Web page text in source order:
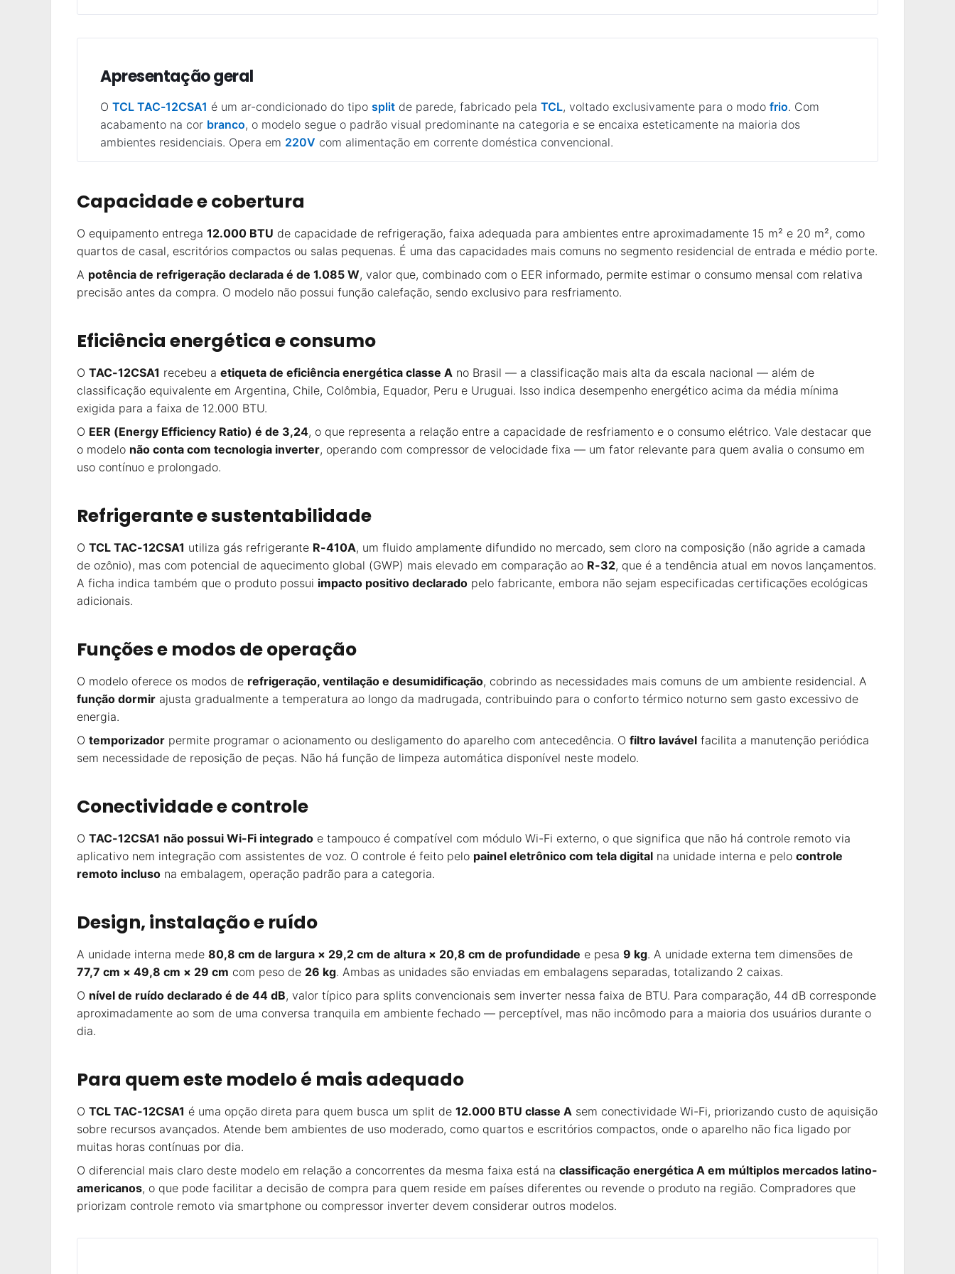
Apresentação geral
O TCL TAC-12CSA1 é um ar-condicionado do tipo split de parede, fabricado pela TCL, voltado exclusivamente para o modo frio. Com
acabamento na cor branco, o modelo segue o padrão visual predominante na categoria e se encaixa esteticamente na maioria dos
ambientes residenciais. Opera em 220V com alimentação em corrente doméstica convencional.
Capacidade e cobertura
O equipamento entrega 12.000 BTU de capacidade de refrigeração, faixa adequada para ambientes entre aproximadamente 15 m² e 20 m², como
quartos de casal, escritórios compactos ou salas pequenas. É uma das capacidades mais comuns no segmento residencial de entrada e médio porte.
A potência de refrigeração declarada é de 1.085 W, valor que, combinado com o EER informado, permite estimar o consumo mensal com relativa
precisão antes da compra. O modelo não possui função calefação, sendo exclusivo para resfriamento.
Eficiência energética e consumo
O TAC-12CSA1 recebeu a etiqueta de eficiência energética classe A no Brasil — a classificação mais alta da escala nacional — além de
classificação equivalente em Argentina, Chile, Colômbia, Equador, Peru e Uruguai. Isso indica desempenho energético acima da média mínima
exigida para a faixa de 12.000 BTU.
O EER (Energy Efficiency Ratio) é de 3,24, o que representa a relação entre a capacidade de resfriamento e o consumo elétrico. Vale destacar que
o modelo não conta com tecnologia inverter, operando com compressor de velocidade fixa — um fator relevante para quem avalia o consumo em
uso contínuo e prolongado.
Refrigerante e sustentabilidade
O TCL TAC-12CSA1 utiliza gás refrigerante R-410A, um fluido amplamente difundido no mercado, sem cloro na composição (não agride a camada
de ozônio), mas com potencial de aquecimento global (GWP) mais elevado em comparação ao R-32, que é a tendência atual em novos lançamentos.
A ficha indica também que o produto possui impacto positivo declarado pelo fabricante, embora não sejam especificadas certificações ecológicas
adicionais.
Funções e modos de operação
O modelo oferece os modos de refrigeração, ventilação e desumidificação, cobrindo as necessidades mais comuns de um ambiente residencial. A
função dormir ajusta gradualmente a temperatura ao longo da madrugada, contribuindo para o conforto térmico noturno sem gasto excessivo de
energia.
O temporizador permite programar o acionamento ou desligamento do aparelho com antecedência. O filtro lavável facilita a manutenção periódica
sem necessidade de reposição de peças. Não há função de limpeza automática disponível neste modelo.
Conectividade e controle
O TAC-12CSA1 não possui Wi-Fi integrado e tampouco é compatível com módulo Wi-Fi externo, o que significa que não há controle remoto via
aplicativo nem integração com assistentes de voz. O controle é feito pelo painel eletrônico com tela digital na unidade interna e pelo controle
remoto incluso na embalagem, operação padrão para a categoria.
Design, instalação e ruído
A unidade interna mede 80,8 cm de largura × 29,2 cm de altura × 20,8 cm de profundidade e pesa 9 kg. A unidade externa tem dimensões de
77,7 cm × 49,8 cm × 29 cm com peso de 26 kg. Ambas as unidades são enviadas em embalagens separadas, totalizando 2 caixas.
O nível de ruído declarado é de 44 dB, valor típico para splits convencionais sem inverter nessa faixa de BTU. Para comparação, 44 dB corresponde
aproximadamente ao som de uma conversa tranquila em ambiente fechado — perceptível, mas não incômodo para a maioria dos usuários durante o
dia.
Para quem este modelo é mais adequado
O TCL TAC-12CSA1 é uma opção direta para quem busca um split de 12.000 BTU classe A sem conectividade Wi-Fi, priorizando custo de aquisição
sobre recursos avançados. Atende bem ambientes de uso moderado, como quartos e escritórios compactos, onde o aparelho não fica ligado por
muitas horas contínuas por dia.
O diferencial mais claro deste modelo em relação a concorrentes da mesma faixa está na classificação energética A em múltiplos mercados latino-
americanos, o que pode facilitar a decisão de compra para quem reside em países diferentes ou revende o produto na região. Compradores que
priorizam controle remoto via smartphone ou compressor inverter devem considerar outros modelos.